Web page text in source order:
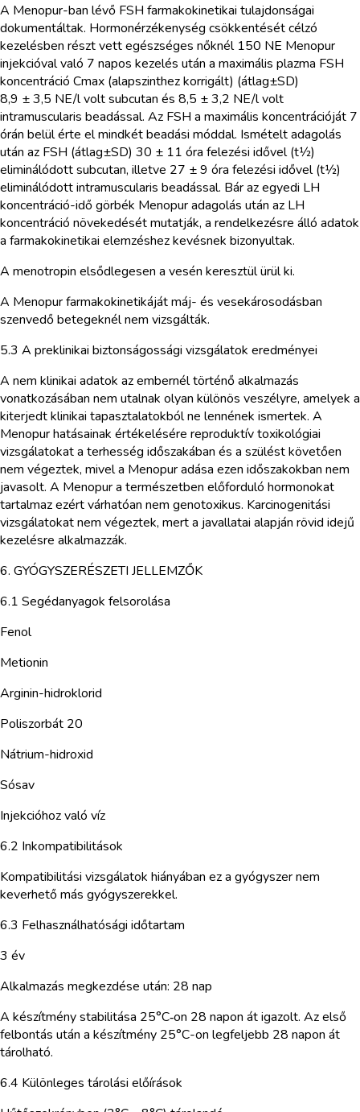
A Menopur-ban lévő FSH farmakokinetikai tulajdonságai
dokumentáltak. Hormonérzékenység csökkentését célzó
kezelésben részt vett egészséges nőknél 150 NE Menopur
injekcióval való 7 napos kezelés után a maximális plazma FSH
koncentráció Cmax (alapszinthez korrigált) (átlag±SD)
8,9 ± 3,5 NE/l volt subcutan és 8,5 ± 3,2 NE/l volt
intramuscularis beadással. Az FSH a maximális koncentrációját 7
órán belül érte el mindkét beadási móddal. Ismételt adagolás
után az FSH (átlag±SD) 30 ± 11 óra felezési idővel (t1⁄2)
eliminálódott subcutan, illetve 27 ± 9 óra felezési idővel (t1⁄2)
eliminálódott intramuscularis beadással. Bár az egyedi LH
koncentráció-idő görbék Menopur adagolás után az LH
koncentráció növekedését mutatják, a rendelkezésre álló adatok
a farmakokinetikai elemzéshez kevésnek bizonyultak.
A menotropin elsődlegesen a vesén keresztül ürül ki.
A Menopur farmakokinetikáját máj- és vesekárosodásban
szenvedő betegeknél nem vizsgálták.
5.3 A preklinikai biztonságossági vizsgálatok eredményei
A nem klinikai adatok az embernél történő alkalmazás
vonatkozásában nem utalnak olyan különös veszélyre, amelyek a
kiterjedt klinikai tapasztalatokból ne lennének ismertek. A
Menopur hatásainak értékelésére reproduktív toxikológiai
vizsgálatokat a terhesség időszakában és a szülést követően
nem végeztek, mivel a Menopur adása ezen időszakokban nem
javasolt. A Menopur a természetben előforduló hormonokat
tartalmaz ezért várhatóan nem genotoxikus. Karcinogenitási
vizsgálatokat nem végeztek, mert a javallatai alapján rövid idejű
kezelésre alkalmazzák.
6. GYÓGYSZERÉSZETI JELLEMZŐK
6.1 Segédanyagok felsorolása
Fenol
Metionin
Arginin-hidroklorid
Poliszorbát 20
Nátrium-hidroxid
Sósav
Injekcióhoz való víz
6.2 Inkompatibilitások
Kompatibilitási vizsgálatok hiányában ez a gyógyszer nem
keverhető más gyógyszerekkel.
6.3 Felhasználhatósági időtartam
3 év
Alkalmazás megkezdése után: 28 nap
A készítmény stabilitása 25°C‑on 28 napon át igazolt. Az első
felbontás után a készítmény 25°C-on legfeljebb 28 napon át
tárolható.
6.4 Különleges tárolási előírások